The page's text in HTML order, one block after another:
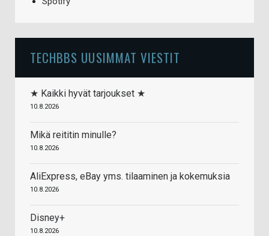
TECHBBS UUSIMMAT VIESTIT
★ Kaikki hyvät tarjoukset ★
10.8.2026
Mikä reititin minulle?
10.8.2026
AliExpress, eBay yms. tilaaminen ja kokemuksia
10.8.2026
Disney+
10.8.2026